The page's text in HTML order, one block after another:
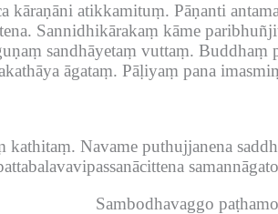
kāraṇāni atikkamituṃ. Pāṇanti
Sannidhikārakaṃ kāme
sandhāyetaṃ vuttaṃ. Buddhaṃ
āgataṃ. Pāḷiyaṃ pana
kathitaṃ. Navame puthujjanena
Sambodhavaggo